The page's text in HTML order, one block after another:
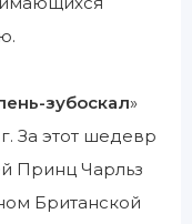
зубоскал»
За этот шедевр
Принц Чарльз
Британской